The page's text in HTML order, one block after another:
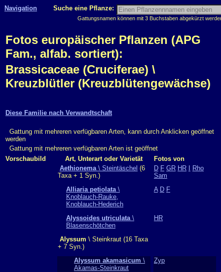
Navigation Suche eine Pflanze:
Gattungsnamen können mit 3 Buchstaben abgekürzt
Fotos europäischer Pflanzen (APG
Fam., alfab. sortiert):
Brassicaceae (Cruciferae) \
Kreuzblütler (Kreuzblütengewächse)
Diese Familie nach Verwandtschaft
Gattung mit mehreren verfügbaren Arten, kann durch Anklicken geöffnet
werden
Gattung mit mehreren verfügbaren Arten ist geöffnet
Vorschaubild
Art, Unterart oder Varietät
Fotos von
Aethionema\ Steintäschel (6
Taxa + 1 Syn.)
D F GR HR
Rho
Sam
Alliaria petiolata\
Knoblauch-Rauke,
Knoblauch-Hederich
A D F
Alyssoides utriculata\
Blasenschötchen
HR
Alyssum \ Steinkraut (16 Taxa
+ 7 Syn.)
Alyssum akamasicum \
Akamas-Steinkraut
Zyp